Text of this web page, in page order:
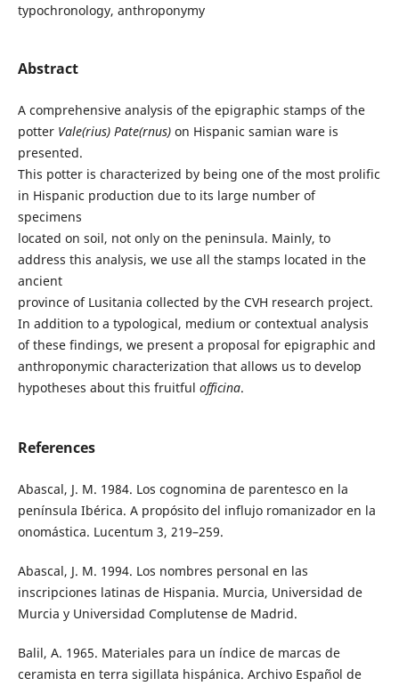
typochronology, anthroponymy
Abstract
A comprehensive analysis of the epigraphic stamps of the
potter Vale(rius) Pate(rnus)on Hispanic samian ware is
presented.
This potter is characterized by being one of the most prolific
in Hispanic production due to its large number of
specimens
located on soil, not only on the peninsula. Mainly, to
address this analysis, we use all the stamps located in the
ancient
province of Lusitania collected by the CVH research project.
In addition to a typological, medium or contextual analysis
of these findings, we present a proposal for epigraphic and
anthroponymic characterization that allows us to develop
hypotheses about this fruitful officina.
References
Abascal, J. M. 1984. Los cognomina de parentesco en la
península Ibérica. A propósito del influjo romanizador en la
onomástica. Lucentum 3, 219–259.
Abascal, J. M. 1994. Los nombres personal en las
inscripciones latinas de Hispania. Murcia, Universidad de
Murcia y Universidad Complutense de Madrid.
Balil, A. 1965. Materiales para un índice de marcas de
ceramista en terra sigillata hispánica. Archivo Español de